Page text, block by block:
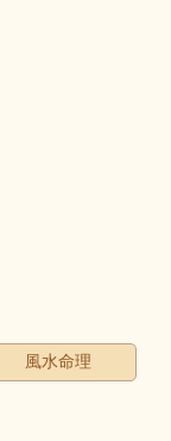
風水命理